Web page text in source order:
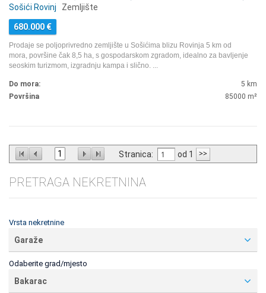
Sošići Rovinj Zemljište
680.000 €
Prodaje se poljoprivredno zemljište u Sošićima blizu Rovinja 5 km od
mora, površine čak 8,5 ha, s gospodarskom zgradom, idealno za bavljenje
seoskim turizmom, izgradnju kampa i slično. ...
Do mora:
5 km
Površina
85000 m²
1 Stranica: od 1
PRETRAGA NEKRETNINA
Vrsta nekretnine
Garaže
Odaberite grad/mjesto
Bakarac